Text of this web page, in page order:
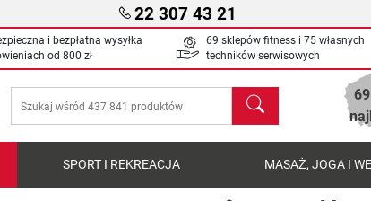
22 307 43 21
i bezpłatna wysyłka
od 800 zł
69 sklepów fitness i 75 własnych
techników serwisowych
Szukaj
SPORT I REKREACJA MASAŻ, JOGA I